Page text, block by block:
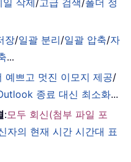
삭제/고급 검색/폴더 정
장/일괄 분리/일괄 압축/자
...
예쁘고 멋진 이모지 제공/
종료 대신 최소화...
:모두 회신(첨부 파일 포
자의 현재 시간 시간대 표